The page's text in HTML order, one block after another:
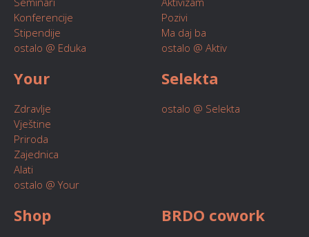
Konferencije
Stipendije
ostalo @ Eduka
Pozivi
Ma daj ba
ostalo @ Aktiv
Your
Zdravlje
Vještine
Priroda
Zajednica
Alati
ostalo @ Your
Selekta
ostalo @ Selekta
Shop BRDO cowork